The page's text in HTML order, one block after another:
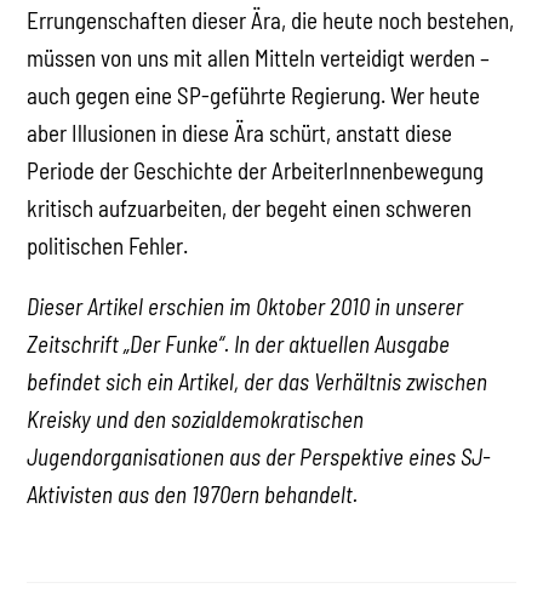
Errungenschaften dieser Ära, die heute noch bestehen,
müssen von uns mit allen Mitteln verteidigt werden –
auch gegen eine SP-geführte Regierung. Wer heute
aber Illusionen in diese Ära schürt, anstatt diese
Periode der Geschichte der ArbeiterInnenbewegung
kritisch aufzuarbeiten, der begeht einen schweren
politischen Fehler.
Dieser Artikel erschien im Oktober 2010 in unserer
Zeitschrift „Der Funke“. In der aktuellen Ausgabe
befindet sich ein Artikel, der das Verhältnis zwischen
Kreisky und den sozialdemokratischen
Jugendorganisationen aus der Perspektive eines SJ-
Aktivisten aus den 1970ern behandelt.